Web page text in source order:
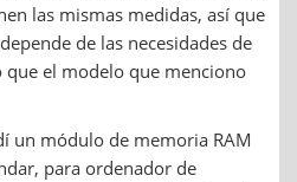
las mismas medidas, así que
de las necesidades de
que el modelo que menciono
un módulo de memoria RAM
para ordenador de